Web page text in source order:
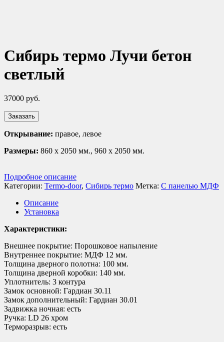
Сибирь термо Лучи бетон
светлый
37000 руб.
Заказать
Открывание: правое, левое
Размеры: 860 х 2050 мм., 960 х 2050 мм.
Подробное описание
Категории: Termo-door, Сибирь термо Метка: С панелью МДФ
Описание
Установка
Характеристики:
Внешнее покрытие: Порошковое напыление
Внутреннее покрытие: МДФ 12 мм.
Толщина дверного полотна: 100 мм.
Толщина дверной коробки: 140 мм.
Уплотнитель: 3 контура
Замок основной: Гардиан 30.11
Замок дополнительный: Гардиан 30.01
Задвижка ночная: есть
Ручка: LD 26 хром
Терморазрыв: есть